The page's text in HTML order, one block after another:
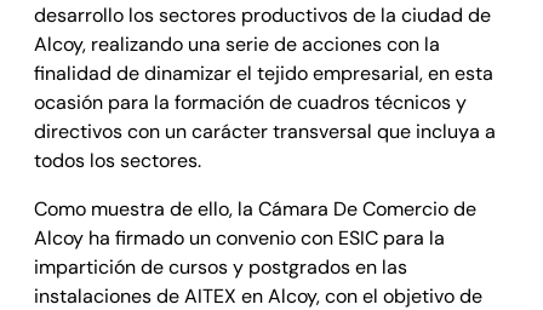
desarrollo los sectores productivos de la ciudad de
Alcoy, realizando una serie de acciones con la
finalidad de dinamizar el tejido empresarial, en esta
ocasión para la formación de cuadros técnicos y
directivos con un carácter transversal que incluya a
todos los sectores.
Como muestra de ello, la Cámara De Comercio de
Alcoy ha firmado un convenio con ESIC para la
impartición de cursos y postgrados en las
instalaciones de AITEX en Alcoy, con el objetivo de